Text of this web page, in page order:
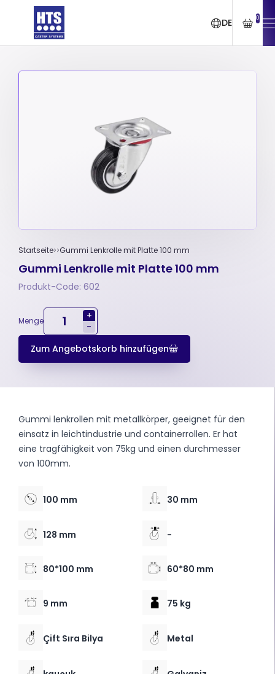
DE 0
Startseite Gummi Lenkrolle mit Platte 100 mm
Gummi Lenkrolle mit Platte 100 mm
Produkt-Code: 602
Menge
+
-
Zum Angebotskorb hinzufügen
Gummi lenkrollen mit metallkörper, geeignet für den
einsatz in leichtindustrie und containerrollen. Er hat
eine tragfähigkeit von 75kg und einen durchmesser
von 100mm.
100 mm 30 mm
128 mm -
80*100 mm 60*80 mm
9 mm 75 kg
Çift Sıra Bilya Metal